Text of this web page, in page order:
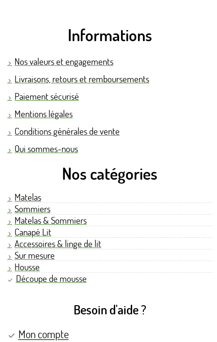
Informations
Nos valeurs et engagements
Livraisons, retours et remboursements
Paiement sécurisé
Mentions légales
Conditions générales de vente
Qui sommes-nous
Nos catégories
Matelas
Sommiers
Matelas & Sommiers
Canapé Lit
Accessoires & linge de lit
Sur mesure
Housse
Découpe de mousse
Besoin d'aide ?
Mon compte